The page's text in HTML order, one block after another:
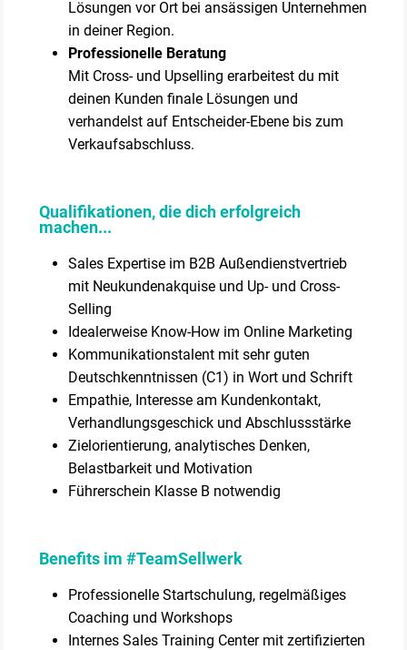
Lösungen vor Ort bei ansässigen Unternehmen
in deiner Region.
Professionelle Beratung
Mit Cross- und Upselling erarbeitest du mit
deinen Kunden finale Lösungen und
verhandelst auf Entscheider-Ebene bis zum
Verkaufsabschluss.
Qualifikationen, die dich erfolgreich
machen...
Sales Expertise im B2B Außendienstvertrieb
mit Neukundenakquise und Up- und Cross-
Selling
Idealerweise Know-How im Online Marketing
Kommunikationstalent mit sehr guten
Deutschkenntnissen (C1) in Wort und Schrift
Empathie, Interesse am Kundenkontakt,
Verhandlungsgeschick und Abschlussstärke
Zielorientierung, analytisches Denken,
Belastbarkeit und Motivation
Führerschein Klasse B notwendig
Benefits im #TeamSellwerk
Professionelle Startschulung, regelmäßiges
Coaching und Workshops
Internes Sales Training Center mit zertifizierten